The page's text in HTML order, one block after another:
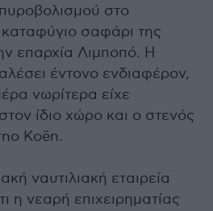
στο
καταφύγιο σαφάρι της
επαρχία Λιμποπό. Η
έντονο ενδιαφέρον,
νωρίτερα είχε
στον ίδιο χώρο και ο στενός
Koën.
ναυτιλιακή εταιρεία
η νεαρή επιχειρηματίας